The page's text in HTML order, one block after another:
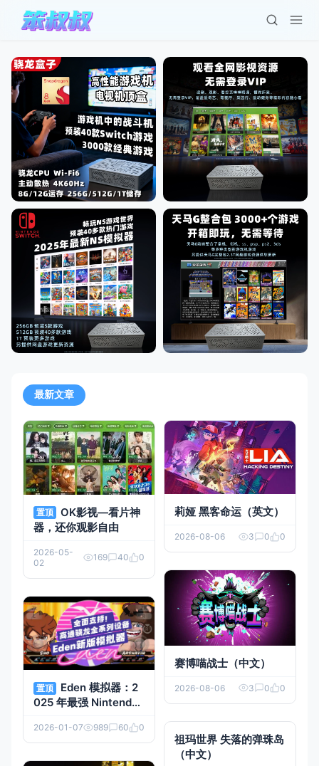
最新文章
置顶
OK影视—看片神
器，还你观影自由
2026-05-
02
169 40 0
置顶
Eden 模拟器：2
025 年最强 Nintendo
2026-01-07 989 60 0
莉娅 黑客命运（英文）
2026-08-06 3 0 0
赛博喵战士（中文）
2026-08-06 3 0 0
祖玛世界 失落的弹珠岛
（中文）